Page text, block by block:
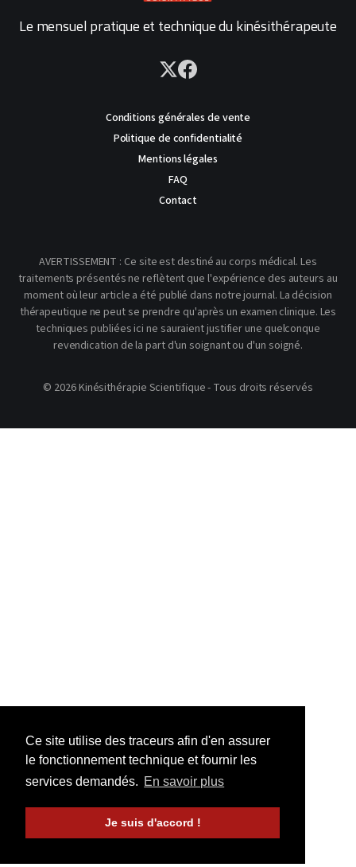
Ce site utilise des traceurs afin d'en assurer
le fonctionnement technique et fournir les
services demandés. En savoir plus
Je suis d'accord !
Le mensuel pratique et technique du kinésithérapeute
Conditions générales de vente
Politique de confidentialité
Mentions légales
FAQ
Contact
AVERTISSEMENT : Ce site est destiné au corps médical. Les
traitements présentés ne reflètent que l'expérience des auteurs au
moment où leur article a été publié dans notre journal. La décision
thérapeutique ne peut se prendre qu'après un examen clinique. Les
techniques publiées ici ne sauraient justifier une quelconque
revendication de la part d'un soignant ou d'un soigné.
© 2026 Kinésithérapie Scientifique - Tous droits réservés